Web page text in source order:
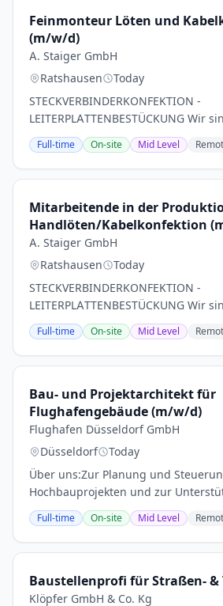
Feinmonteur Löten und
(m/w/d)
A. Staiger GmbH
Ratshausen
Today
STECKVERBINDERKONFEKTION -
LEITERPLATTENBESTÜCKUNG Wir
mittelständisches Unternehmen im
Kabelkonfektion und
Jahrzehnten sind wir ein beliebter...
Full-time On-site Mid Level
Mitarbeitende in der
Handlöten/Kabelkonfektion
A. Staiger GmbH
Ratshausen
Today
STECKVERBINDERKONFEKTION -
LEITERPLATTENBESTÜCKUNG Wir
mittelständisches Unternehmen im
Kabelkonfektion und
Jahrzehnten sind wir ein beliebter...
Full-time On-site Mid Level
Bau- und Projektarchitekt für
Flughafengebäude (m/w/d)
Flughafen Düsseldorf GmbH
Düsseldorf
Today
Über uns:Zur Planung und
Hochbauprojekten und zur
Masterplanung am Flughafen
suchen wir Sie für die Abteilung
und Bau, im...
Full-time On-site Mid Level
Baustellenprofi für Straßen-
Klöpfer GmbH & Co. Kg